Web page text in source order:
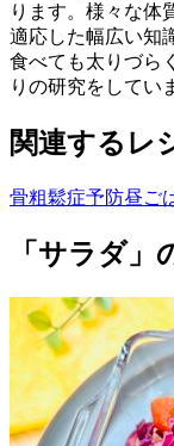
ります。様々な体
適応した幅広い知
食べても太りづら
りの研究をしてい
関連するレ
骨粗鬆症予防昼ご
「サラダ」